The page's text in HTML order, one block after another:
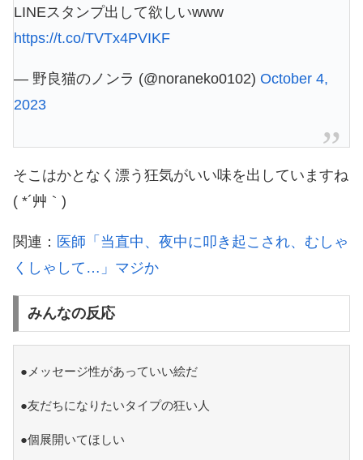
LINEスタンプ出して欲しいwww
https://t.co/TVTx4PVIKF
— 野良猫のノンラ (@noraneko0102) October 4,
2023
そこはかとなく漂う狂気がいい味を出していますね
( *´艸｀)
関連： 医師「当直中、夜中に叩き起こされ、むしゃ
くしゃして…」マジか
みんなの反応
●メッセージ性があっていい絵だ
●友だちになりたいタイプの狂い人
●個展開いてほしい